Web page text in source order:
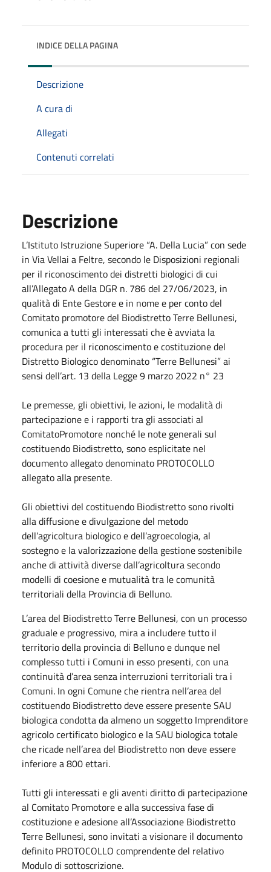
INDICE DELLA PAGINA
Descrizione
A cura di
Allegati
Contenuti correlati
Descrizione
L’Istituto Istruzione Superiore “A. Della Lucia” con sede
in Via Vellai a Feltre, secondo le Disposizioni regionali
per il riconoscimento dei distretti biologici di cui
all’Allegato A della DGR n. 786 del 27/06/2023, in
qualità di Ente Gestore e in nome e per conto del
Comitato promotore del Biodistretto Terre Bellunesi,
comunica a tutti gli interessati che è avviata la
procedura per il riconoscimento e costituzione del
Distretto Biologico denominato “Terre Bellunesi” ai
sensi dell’art. 13 della Legge 9 marzo 2022 n° 23
Le premesse, gli obiettivi, le azioni, le modalità di
partecipazione e i rapporti tra gli associati al
ComitatoPromotore nonché le note generali sul
costituendo Biodistretto, sono esplicitate nel
documento allegato denominato PROTOCOLLO
allegato alla presente.
Gli obiettivi del costituendo Biodistretto sono rivolti
alla diffusione e divulgazione del metodo
dell’agricoltura biologico e dell’agroecologia, al
sostegno e la valorizzazione della gestione sostenibile
anche di attività diverse dall’agricoltura secondo
modelli di coesione e mutualità tra le comunità
territoriali della Provincia di Belluno.
L’area del Biodistretto Terre Bellunesi, con un processo
graduale e progressivo, mira a includere tutto il
territorio della provincia di Belluno e dunque nel
complesso tutti i Comuni in esso presenti, con una
continuità d’area senza interruzioni territoriali tra i
Comuni. In ogni Comune che rientra nell’area del
costituendo Biodistretto deve essere presente SAU
biologica condotta da almeno un soggetto Imprenditore
agricolo certificato biologico e la SAU biologica totale
che ricade nell’area del Biodistretto non deve essere
inferiore a 800 ettari.
Tutti gli interessati e gli aventi diritto di partecipazione
al Comitato Promotore e alla successiva fase di
costituzione e adesione all’Associazione Biodistretto
Terre Bellunesi, sono invitati a visionare il documento
definito PROTOCOLLO comprendente del relativo
Modulo di sottoscrizione.